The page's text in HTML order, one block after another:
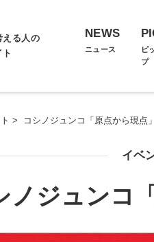
える人の
NEWS
ニュース
ピ
プ
> コシノジュンコ「原点から現点」
イベ
ノジュンコ